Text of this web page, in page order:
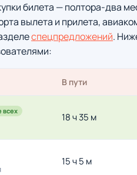
билета — полтора-два
вылета и прилета,
спецпредложений.
В пути
всех
18 ч 35 м
15 ч 5 м